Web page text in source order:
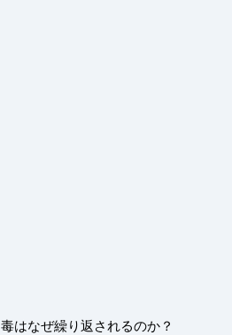
はなぜ繰り返されるのか？